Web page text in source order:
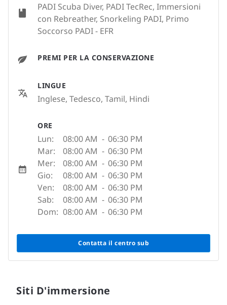
PADI Scuba Diver, PADI TecRec, Immersioni
con Rebreather, Snorkeling PADI, Primo
Soccorso PADI - EFR
PREMI PER LA CONSERVAZIONE
LINGUE
Inglese, Tedesco, Tamil, Hindi
ORE
Lun: 08:00 AM - 06:30 PM
Mar:
08:00 AM - 06:30 PM
Mer:
08:00 AM - 06:30 PM
Gio:
08:00 AM - 06:30 PM
Ven:
08:00 AM - 06:30 PM
Sab:
08:00 AM - 06:30 PM
Dom: 08:00 AM - 06:30 PM
Contatta il centro sub
Siti D'immersione